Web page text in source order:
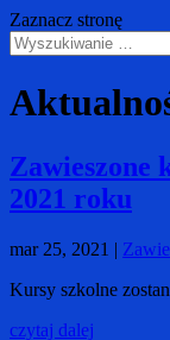
Zaznacz stronę
Zawieszone
2021 roku
mar 25, 2021 |
Kursy szkolne
czytaj dalej